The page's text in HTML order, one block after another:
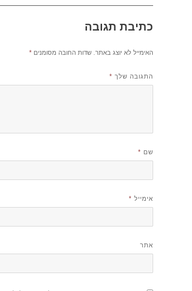
כתיבת תגובה
האימייל לא יוצג באתר. שדות החובה מסומנים*
התגובה שלך *
שם *
אימייל *
אתר